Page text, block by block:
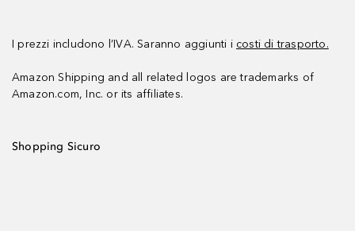
I prezzi includono l’IVA. Saranno aggiunti i costi di trasporto.
Amazon Shipping and all related logos are trademarks of
Amazon.com, Inc. or its affiliates.
Shopping Sicuro